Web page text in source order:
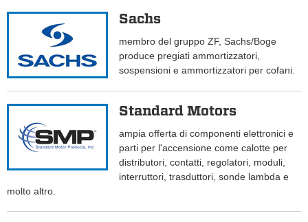
Sachs
membro del gruppo ZF, Sachs/Boge
produce pregiati ammortizzatori,
sospensioni e ammortizzatori per cofani.
Standard Motors
ampia offerta di componenti elettronici e
parti per l'accensione come calotte per
distributori, contatti, regolatori, moduli,
interruttori, trasduttori, sonde lambda e
molto altro.